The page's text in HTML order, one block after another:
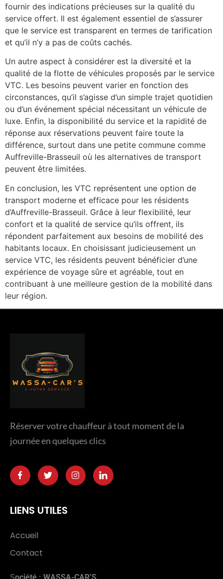
fournir des indications précieuses sur la qualité du
service offert. Il est également essentiel de s’assurer
que le service est transparent en termes de tarification
et qu’il n’y a pas de coûts cachés.
Un autre aspect à considérer est la diversité et la
qualité de la flotte de véhicules proposés par le service
VTC. Les besoins peuvent varier en fonction des
circonstances, qu’il s’agisse d’un simple trajet quotidien
ou d’un événement spécial nécessitant un véhicule de
luxe. Enfin, la disponibilité du service et la rapidité de
réponse aux réservations peuvent faire toute la
différence, surtout dans une petite commune comme
Auffreville-Brasseuil où les alternatives de transport
peuvent être limitées.
En conclusion, les VTC représentent une option de
transport moderne et efficace pour les résidents
d’Auffreville-Brasseuil. Grâce à leur flexibilité, leur
confort et la qualité de service qu’ils offrent, ils
répondent parfaitement aux besoins de mobilité des
habitants locaux. En choisissant judicieusement un
service VTC, les résidents peuvent bénéficier d’une
expérience de voyage sûre et agréable, tout en
contribuant à une meilleure gestion de la mobilité dans
leur région.
Réserver votre chauffeur à tout moment de la
journée en quelques clics
LIENS UTILES
Accueil
Contact